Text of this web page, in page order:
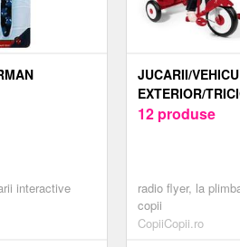
interactive
JUCARII/
EXTERIOR/
TROTINETE/
12 produse
radio flyer, la
copii
CopiiCopii.ro